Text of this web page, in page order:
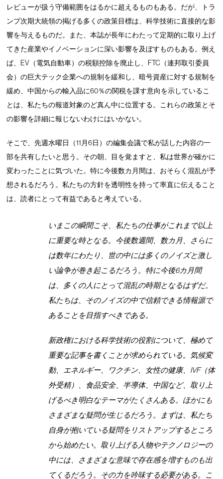
レビューが扱う守備範囲をはるかに超えるものもある。だが、トラ
ンプ次期大統領の掲げる多くの政策目標は、科学技術に直接的な影
響を与えるものだ。また、本誌が長年にわたって定期的に取り上げ
てきた産業やイノベーションに深い影響を及ぼすものもある。例え
ば、EV（電気自動車）の税額控除を廃止し、FTC（連邦取引委員
会）の巨大テック企業への規制を緩和し、暗号資産に対する規制を
緩め、中国からの輸入品に60％の関税を課す意向を示しているこ
とは、私たちの報道対象のど真ん中に位置する。これらの政策とそ
の影響を詳細に報じないわけにはいかない。
そこで、先週水曜日（11月6日）の編集会議で私が話した内容の一
部を共有したいと思う。その朝、目を覚ますと、私は世界が確かに
変わったことに気づいた。特に今後数カ月間は、おそらく混乱が予
想されるだろう。私たちの方針を透明性を持って率直に伝えること
は、読者にとって有益であると考えている。
いまこの瞬間こそ、私たちの仕事がこれまで以上
に重要な時となる。今後数週間、数カ月、さらに
は数年にわたり、世の中には多くのノイズと激し
い論争が巻き起こるだろう。特に今後6カ月間
は、多くの人にとって混乱の時期となるはずだ。
私たちは、そのノイズの中で信頼できる情報源で
あることを目指すべきである。
新政権における科学技術の役割について、極めて
重要な記事を書くことが求められている。気候変
動、エネルギー、ワクチン、女性の健康、IVF（体
外受精）、食品安全、半導体、中国など、取り上
げるべき明白なテーマがたくさんある。ほかにも
さまざまな疑問が生じるだろう。まずは、私たち
自身が抱いている疑問をリストアップするところ
から始めたい。取り上げる人物やテクノロジーの
中には、さまざまな意味で存在感を増すものも出
てくるだろう。その力を吟味する必要がある。こ